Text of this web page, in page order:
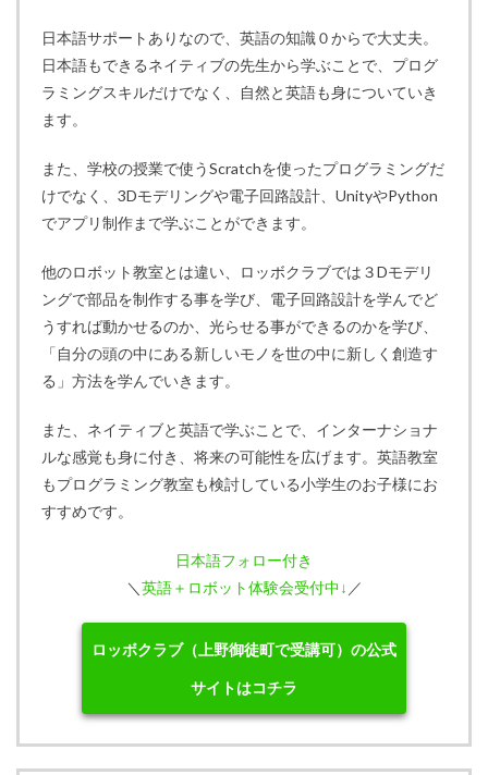
日本語サポートありなので、英語の知識０からで大丈夫。
日本語もできるネイティブの先生から学ぶことで、プログ
ラミングスキルだけでなく、自然と英語も身についていき
ます。
また、学校の授業で使うScratchを使ったプログラミングだ
けでなく、3Dモデリングや電子回路設計、UnityやPython
でアプリ制作まで学ぶことができます。
他のロボット教室とは違い、ロッボクラブでは３Dモデリ
ングで部品を制作する事を学び、電子回路設計を学んでど
うすれば動かせるのか、光らせる事ができるのかを学び、
「自分の頭の中にある新しいモノを世の中に新しく創造す
る」方法を学んでいきます。
また、ネイティブと英語で学ぶことで、インターナショナ
ルな感覚も身に付き、将来の可能性を広げます。英語教室
もプログラミング教室も検討している小学生のお子様にお
すすめです。
日本語フォロー付き
＼ 英語＋ロボット体験会受付中↓ ／
ロッボクラブ（上野御徒町で受講可）の公式
サイトはコチラ